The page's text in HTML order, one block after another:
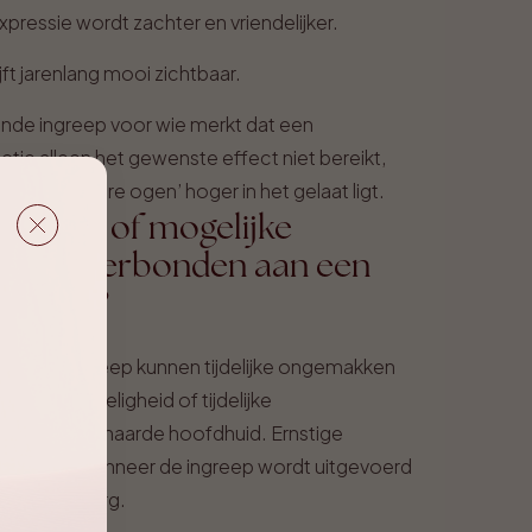
wordt zachter en vriendelijker.
jarenlang mooi zichtbaar.
ingreep voor wie merkt dat een
alleen het gewenste effect niet bereikt,
de ‘zware ogen’ hoger in het gelaat ligt.
of mogelijke
verbonden aan een
ingreep kunnen tijdelijke ongemakken
gevoeligheid of tijdelijke
van de behaarde hoofdhuid. Ernstige
wanneer de ingreep wordt uitgevoerd